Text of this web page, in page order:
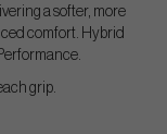
a softer, more
comfort. Hybrid
grip.